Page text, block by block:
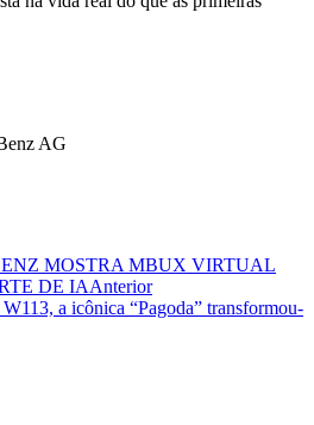
AG
MOSTRA MBUX VIRTUAL
DE IAAnterior
a icônica “Pagoda” transformou-